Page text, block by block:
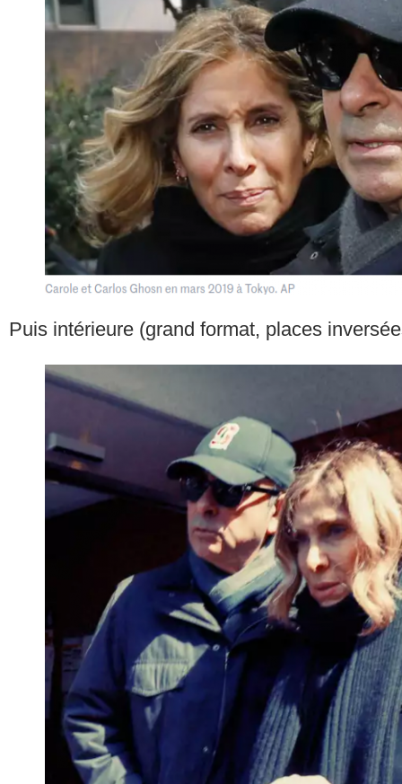
Puis intérieure (grand format, places